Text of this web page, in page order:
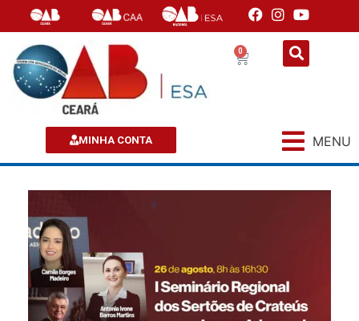
0
MINHA CONTA MENU